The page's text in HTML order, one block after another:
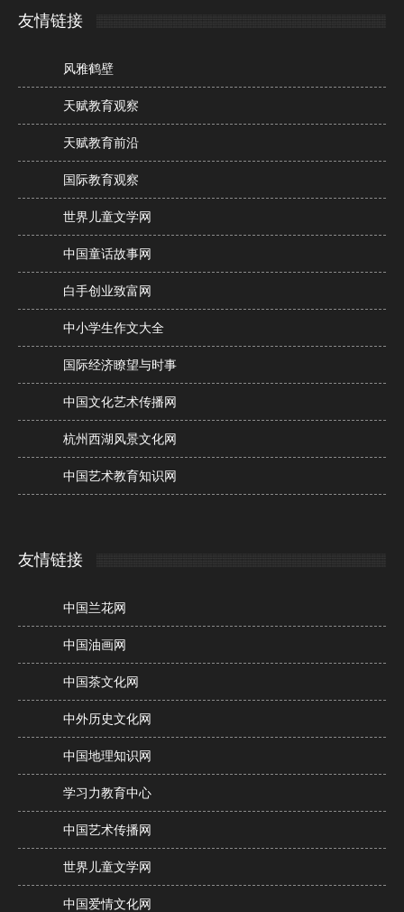
友情链接
风雅鹤壁
天赋教育观察
天赋教育前沿
国际教育观察
世界儿童文学网
中国童话故事网
白手创业致富网
中小学生作文大全
国际经济瞭望与时事
中国文化艺术传播网
杭州西湖风景文化网
中国艺术教育知识网
友情链接
中国兰花网
中国油画网
中国茶文化网
中外历史文化网
中国地理知识网
学习力教育中心
中国艺术传播网
世界儿童文学网
中国爱情文化网